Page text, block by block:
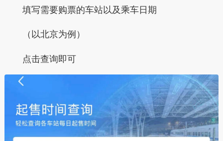
填写需要购票的车站以及乘车日期
（以北京为例）
点击查询即可